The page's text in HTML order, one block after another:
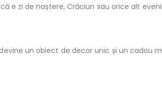
e zi de naștere, Crăciun sau orice alt
un obiect de decor unic și un cadou